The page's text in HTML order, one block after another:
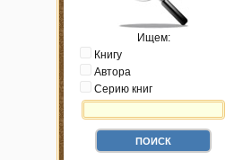
Ищем:
Книгу
Автора
Серию книг